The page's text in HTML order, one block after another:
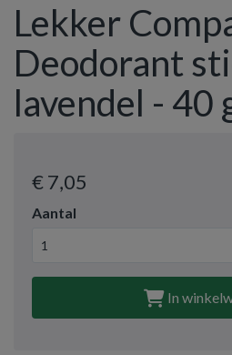
Lekker
Deodorant
lavendel - 40
€ 7,05
Aantal
In